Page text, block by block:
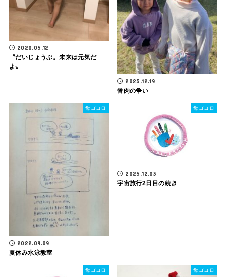
2020.05.12
〝だいじょうぶ。未来は元気だ
よ〟
2025.12.19
骨肉の争い
母ゴコロ
2022.09.09
夏休み水泳教室
母ゴコロ
2025.12.03
宇宙旅行2日目の続き
母ゴコロ 母ゴコロ